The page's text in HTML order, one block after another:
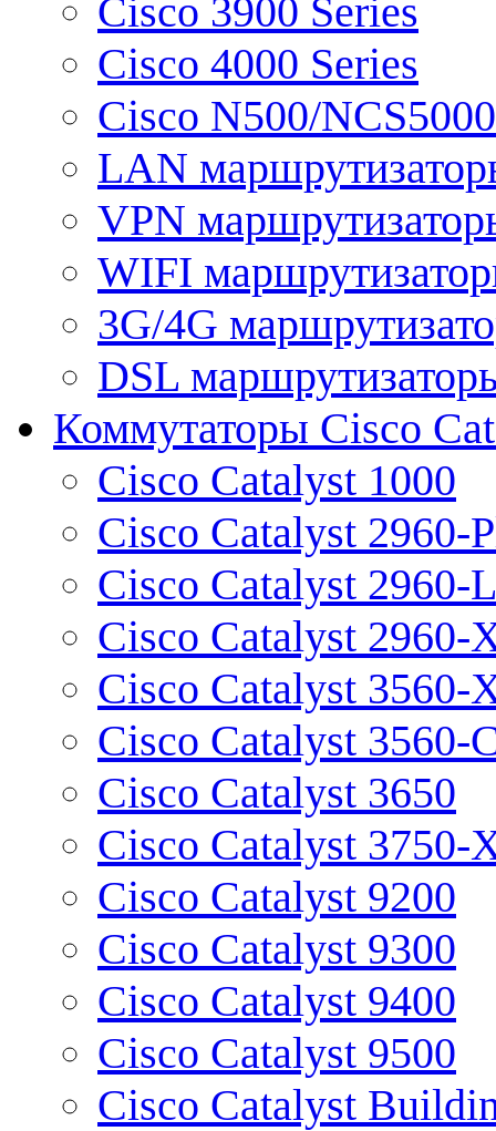
Cisco 3900 Series
Cisco 4000 Series
Cisco N500/
LAN
VPN
WIFI
3G/4G
DSL
Коммутаторы Cisco
Cisco Catalyst 1000
Cisco Catalyst 2960-
Cisco Catalyst 2960-L
Cisco Catalyst 2960-
Cisco Catalyst 3560-
Cisco Catalyst 3560-
Cisco Catalyst 3650
Cisco Catalyst 3750-
Cisco Catalyst 9200
Cisco Catalyst 9300
Cisco Catalyst 9400
Cisco Catalyst 9500
Cisco Catalyst